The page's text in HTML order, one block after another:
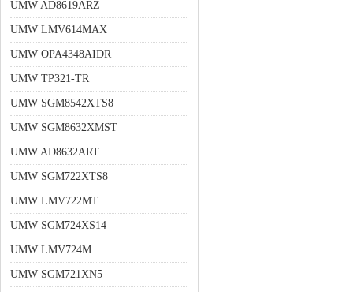
UMW AD8619ARZ
UMW LMV614MAX
UMW OPA4348AIDR
UMW TP321-TR
UMW SGM8542XTS8
UMW SGM8632XMST
UMW AD8632ART
UMW SGM722XTS8
UMW LMV722MT
UMW SGM724XS14
UMW LMV724M
UMW SGM721XN5